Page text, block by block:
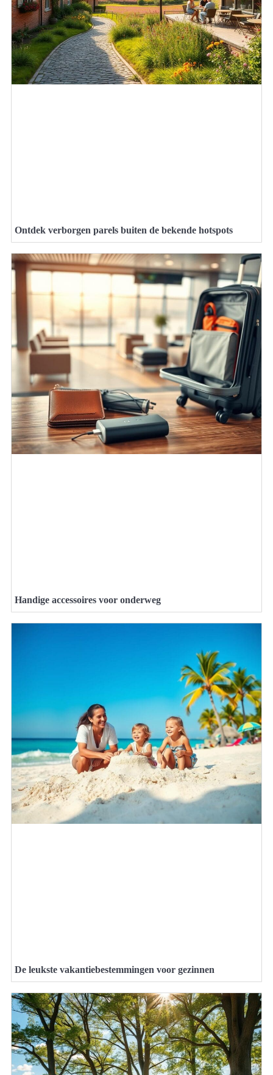
Ontdek verborgen parels buiten de bekende hotspots
Handige accessoires voor onderweg
De leukste vakantiebestemmingen voor gezinnen